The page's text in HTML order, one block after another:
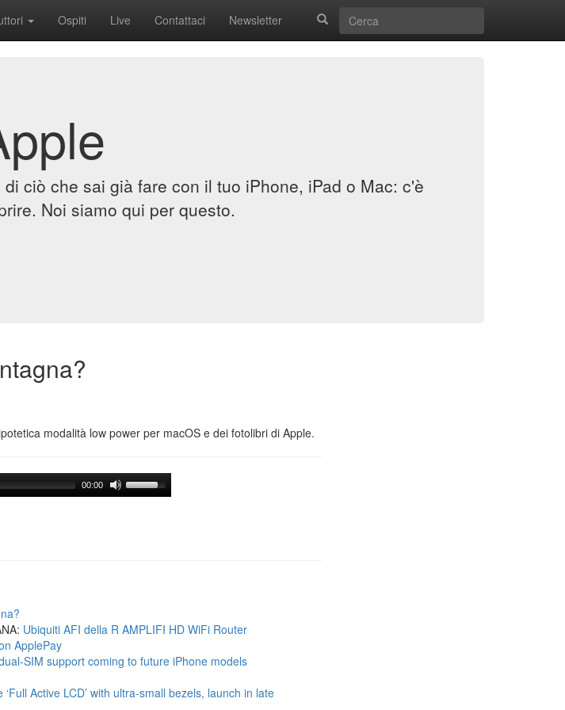
Ospiti Live Contattaci Newsletter
ciò che sai già fare con il tuo iPhone, iPad o Mac: c'è
Noi siamo qui per questo.
modalità low power per macOS e dei fotolibri di Apple.
00:00
Ubiquiti AFI della R AMPLIFI HD WiFi Router
ApplePay
SIM support coming to future iPhone models
Active LCD’ with ultra-small bezels, launch in late